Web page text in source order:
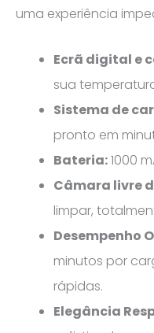
uma experiência
Ecrã digital e
sua
Sistema de
pronto em
Bateria:1000
Câmara livre
limpar,
Desempenho
minutos por
rápidas.
Elegância